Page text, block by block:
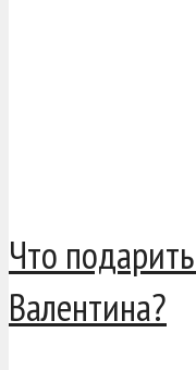
Что
Валентина?